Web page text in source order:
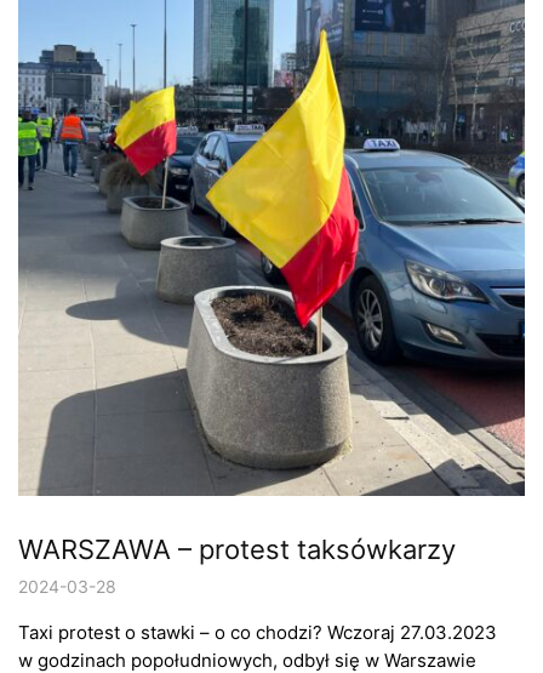
WARSZAWA – protest taksówkarzy
2024-03-28
Taxi protest o stawki – o co chodzi? Wczoraj 27.03.2023
w godzinach popołudniowych, odbył się w Warszawie